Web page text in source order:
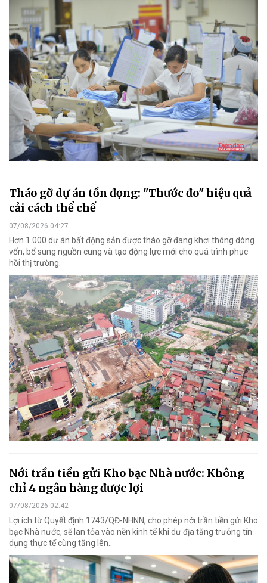
Tháo gỡ dự án tồn đọng: "Thước đo" hiệu quả
cải cách thể chế
07/08/2026 04:27
Hơn 1.000 dự án bất động sản được tháo gỡ đang khơi thông dòng
vốn, bổ sung nguồn cung và tạo động lực mới cho quá trình phục
hồi thị trường.
Nới trần tiền gửi Kho bạc Nhà nước: Không
chỉ 4 ngân hàng được lợi
07/08/2026 02:42
Lợi ích từ Quyết định 1743/QĐ-NHNN, cho phép nới trần tiền gửi Kho
bạc Nhà nước, sẽ lan tỏa vào nền kinh tế khi dư địa tăng trưởng tín
dụng thực tế cùng tăng lên..